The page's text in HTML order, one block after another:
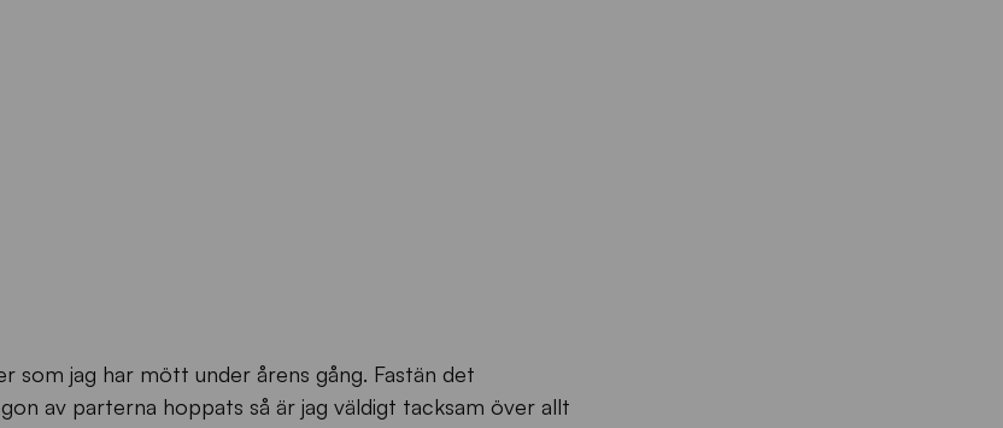
som jag har mött under årens gång. Fastän det
av parterna hoppats så är jag väldigt tacksam över allt